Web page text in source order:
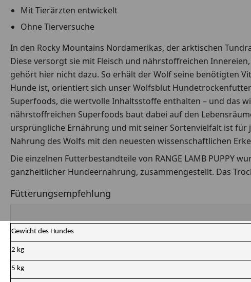
Mit Tierärzten entwickelt
Ohne Tierversuche
In den Rocky Mountains Nordamerikas, der arktischen
Diese versorgt sie mit Fleisch und nährstoffreichen
gehört hier nicht dazu. So erhält der Wolf seine benötigten
Hunde ist, orientiert sich unser Wolfsblut
Superfoods, die wertvolle Inhaltsstoffe enthalten – und das
nährstoffreichen Superfoods baut dabei auf den
ursprüngliche Ernährung und mit seiner Sortenvielfalt ist für
Nahrung des Wolfs mit den neuesten wissenschaftlichen
Die einzelnen Futterbestandteile von RANGE LAMB PUPPY
ganzheitlicher Hundeernährung, zusammengestellt. Das
Fütterungsempfehlung
Gewicht des Hundes
2 kg
5 kg